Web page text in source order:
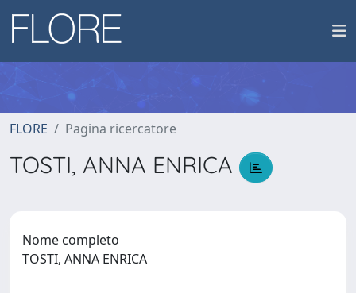
FLORE Pagina ricercatore
TOSTI, ANNA ENRICA
Nome completo
TOSTI, ANNA ENRICA